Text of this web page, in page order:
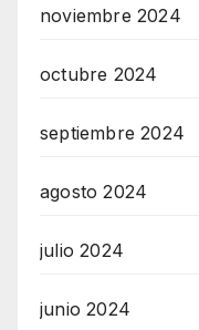
noviembre 2024
octubre 2024
septiembre 2024
agosto 2024
julio 2024
junio 2024